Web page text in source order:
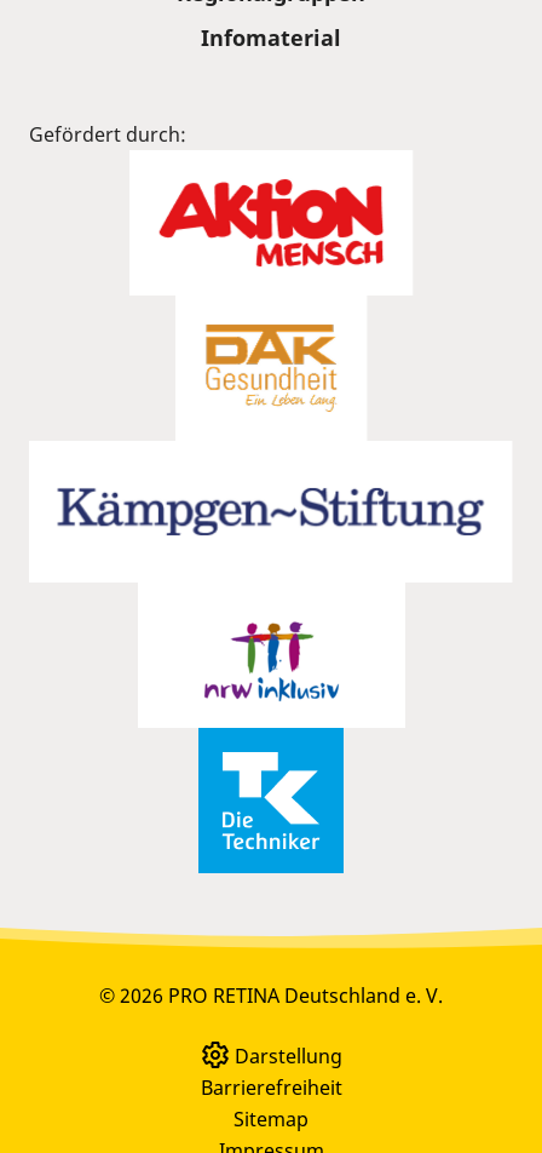
Infomaterial
Gefördert durch:
© 2026 PRO RETINA Deutschland e. V.
Darstellung
Barrierefreiheit
Sitemap